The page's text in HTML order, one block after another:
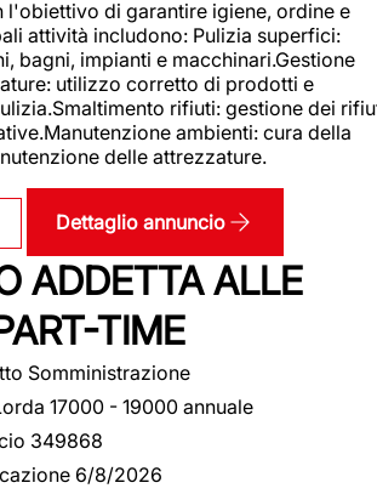
l'obiettivo di garantire igiene, ordine e
attività includono: Pulizia superfici:
bagni, impianti e macchinari.Gestione
utilizzo corretto di prodotti e
rifiuti: gestione dei
ambienti: cura della
delle attrezzature.
Dettaglio annuncio
ADDETTA ALLE
TIME
Somministrazione
17000 - 19000 annuale
349868
6/8/2026